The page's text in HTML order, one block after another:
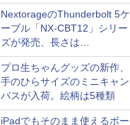
79,800円！秋葉原で中古PC
セール
NextorageのThunderbolt 5ケ
ーブル「NX-CBT12」シリー
ズが発売、長さは
30cm/50cm/1mの3種類
プロ生ちゃんグッズの新作、
手のひらサイズのミニキャン
バスが入荷。絵柄は5種類
iPadでもそのまま使えるボー